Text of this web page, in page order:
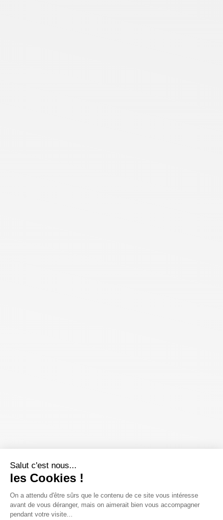
Salut c'est nous...
les Cookies !
On a attendu d'être sûrs que le contenu de ce site vous intéresse
avant de vous déranger, mais on aimerait bien vous accompagner
pendant votre visite...